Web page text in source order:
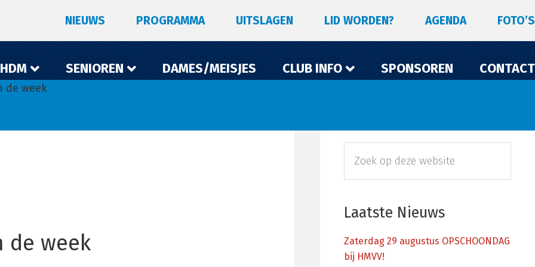
NIEUWS PROGRAMMA UITSLAGEN LID WORDEN? AGENDA FOTO’S
SENIOREN DAMES/MEISJES CLUB INFO SPONSOREN CONTACT
de week
de week
Primaire
Sidebar
deze
Laatste Nieuws
Zaterdag 29 augustus OPSCHOONDAG
bij HMVV!